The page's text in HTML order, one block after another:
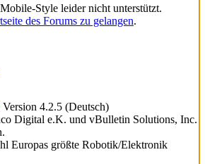
Style leider nicht unterstützt.
des Forums zu gelangen.
Version 4.2.5 (Deutsch)
Digital e.K. und vBulletin Solutions, Inc.
Europas größte Robotik/Elektronik